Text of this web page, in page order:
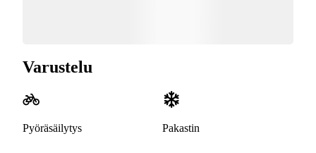
Varustelu
Pyöräsäilytys Pakastin